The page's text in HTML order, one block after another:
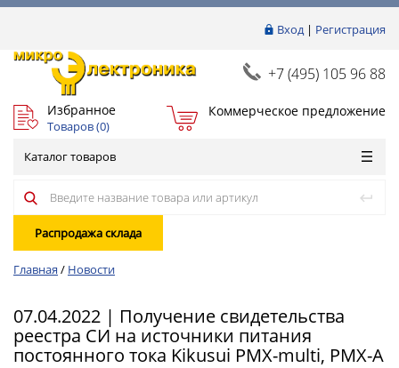
Вход| Регистрация
+7 (495) 105 96 88
Избранное
Товаров (0)
Коммерческое предложение
Каталог товаров
Распродажа склада
Главная / Новости
07.04.2022 | Получение свидетельства
реестра СИ на источники питания
постоянного тока Kikusui PMX-multi, PMX-A